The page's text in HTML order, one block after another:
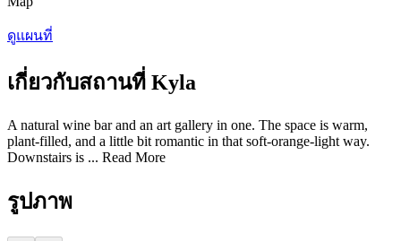
ดูแผนที่
เกี่ยวกับสถานที่ Kyla
A natural wine bar and an art gallery in one. The space is warm,
plant-filled, and a little bit romantic in that soft-orange-light way.
Downstairs is ... Read More
รูปภาพ